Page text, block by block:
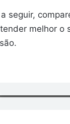
seguir,
melhor o